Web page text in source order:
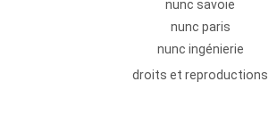
nunc savoie
nunc paris
nunc ingénierie
droits et reproductions